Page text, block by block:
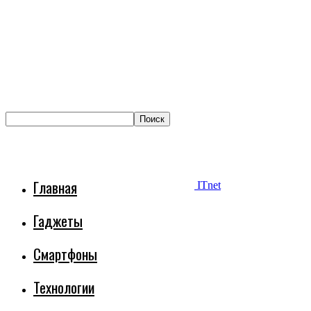
ITnet
Главная
Гаджеты
Смартфоны
Технологии